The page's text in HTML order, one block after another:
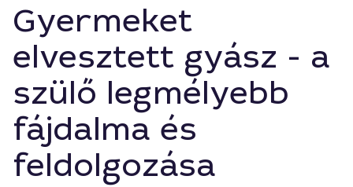
Gyermeket
elvesztett gyász - a
szülő legmélyebb
fájdalma és
feldolgozása